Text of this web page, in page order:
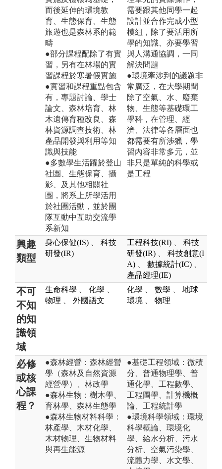
而後延伸的環境教
育、生態保育、生態
旅遊也是森林系的範
疇
●部分課程配除了有實
習，另有在林場的實
習課程於寒暑假實施
●實習和課程重點包含
有，專題討論、學士
論文、森林培育、林
木遺傳育種改良、森
林資源調查技術、林
產品開發與利用等知
識與技能
●多數學生活躍於登山
社團、生態保育、攝
影、及其他相關社
團，將系上所學活用
於社團活動，並於團
隊互動中互助交流學
系新知
需要跟其他同學一起
設計並合作完成小型
模組，除了要活用所
學的知識、亦要學習
與人溝通協調，一同
解決問題
●環境牽涉到的議題非
常廣泛，在大學期間
除了空氣、水、廢棄
物、生態等基礎環工
學科，在管理、經
濟、法律等各層面也
都需要有所涉獵，學
習內容非常多元，並
非只是單純的科學或
是工程
興趣
類型
身心保健(IS)
科技
研發(IR)
工程科技(RI)
科技
研發(IR)
科技創意(I
A)
數據統計(IC)
產品經理(IE)
不可
不知
的知
識領
域
生命科學 化學
物理
外國語文
化學 數學
地球
環境
物理
必修
或核
心課
程？
●森林經營：森林經營
學（森林及自然資源
經營學）、林政學
●森林生物：樹木學、
育林學、森林生態學
●森林生物材料科學：
林產學、木材化學、
木材物理、生物材料
與再生能源
●基礎工程領域：微積
分、普通物理學、普
通化學、工程數學、
工程圖學、計算機概
論、工程統計學
●環境科學領域：環境
科學概論、環境化
學、給水分析、污水
分析、空氣污染學、
流體力學、水文學、